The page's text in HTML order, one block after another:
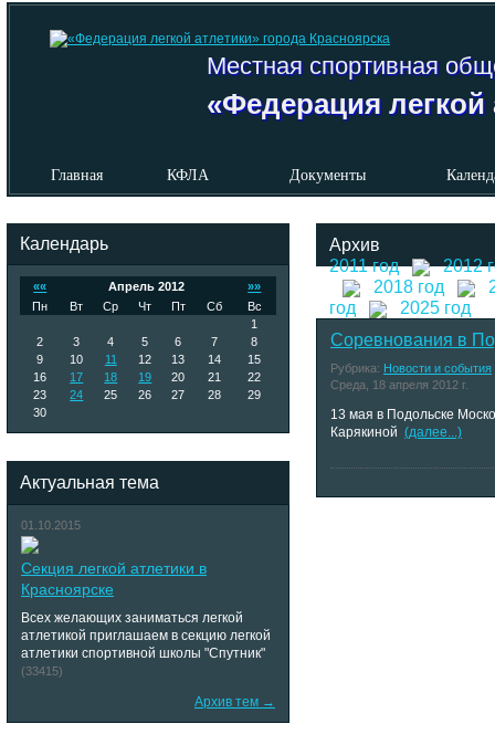
Местная спортивная
«Федерация легкой
Главная КФЛА Документы
Календарь
«« Апрель 2012
»»
Пн
Вт Ср Чт Пт Сб
Вс
1
2
3 4 5 6 7
8
9
10 11 12 13 14
15
16
17 18 19 20 21
22
23
24 25 26 27 28
29
30
Актуальная тема
01.10.2015
Секция легкой атлетики в
Красноярске
Всех желающих заниматься легкой
атлетикой приглашаем в секцию легкой
атлетики спортивной школы "Спутник"
(33415)
Архив тем →
Архив
2011 год
2012
2018 год
год
2025 год
Соревнования в
Рубрика: Новости и события
Среда, 18 апреля 2012 г.
13 мая в Подольске
Карякиной (далее...)